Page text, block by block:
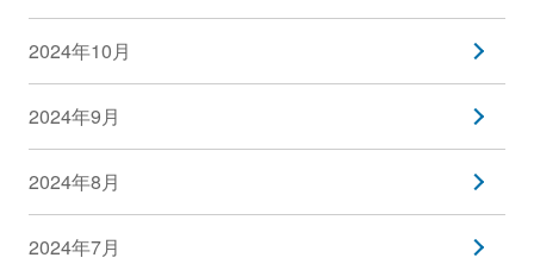
2024年10月
2024年9月
2024年8月
2024年7月